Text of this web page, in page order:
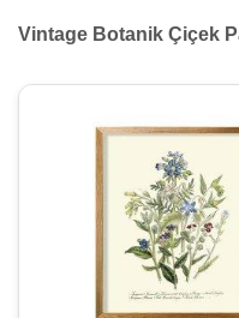
Vintage Botanik Çiçek